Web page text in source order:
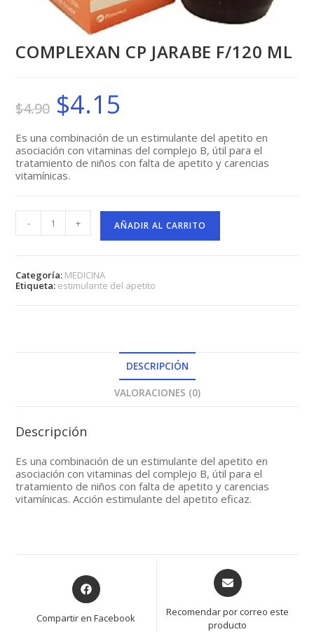
COMPLEXAN CP JARABE F/120 ML
$4.90
El
precio
original
$4.90.
$4.15
$4.15.
Es una combinación de un estimulante del apetito en
asociación con vitaminas del complejo B, útil para el
tratamiento de niños con falta de apetito y carencias
vitamínicas.
COMPLEXAN
CP
JARABE
cantidad
- + AÑADIR AL CARRITO
Categoría: MEDICINA
Etiqueta: estimulante del apetito
DESCRIPCIÓN
VALORACIONES (0)
Descripción
Es una combinación de un estimulante del apetito en
asociación con vitaminas del complejo B, útil para el
tratamiento de niños con falta de apetito y carencias
vitamínicas. Acción estimulante del apetito eficaz.
Opens
in
Compartir en Facebook
Opens
in
new
Recomendar por correo este
producto